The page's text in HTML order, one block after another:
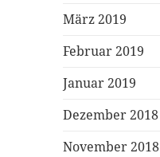
März 2019
Februar 2019
Januar 2019
Dezember 2018
November 2018